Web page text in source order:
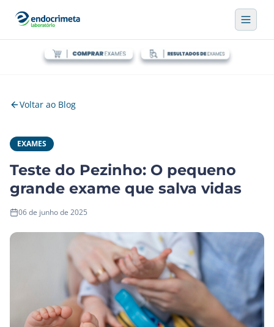
Voltar ao Blog
EXAMES
Teste do Pezinho: O pequeno
grande exame que salva vidas
06 de junho de 2025